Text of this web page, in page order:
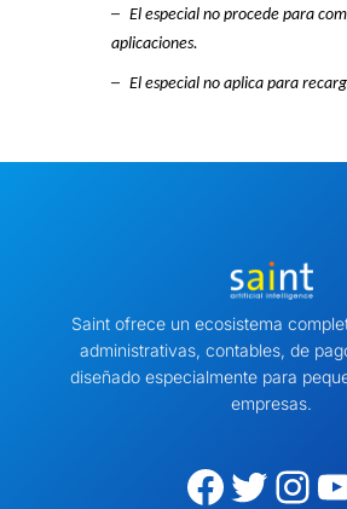
– El especial no procede para
aplicaciones.
– El especial no aplica para
Saint ofrece un ecosistema
administrativas, contables, de
diseñado especialmente para
empresas.
Facebook Twitter Instagram YouTube